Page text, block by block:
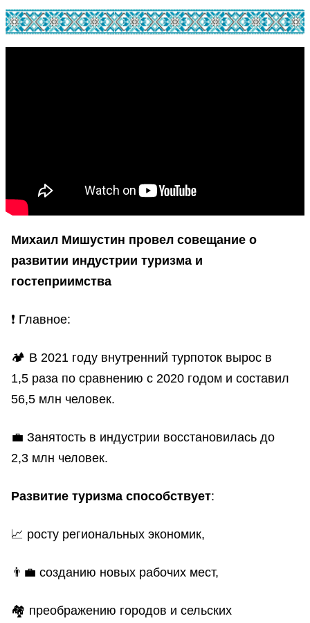
Михаил Мишустин провел совещание о
развитии индустрии туризма и
гостеприимства
❗️ Главное:
🏕 В 2021 году внутренний турпоток вырос в
1,5 раза по сравнению с 2020 годом и составил
56,5 млн человек.
💼 Занятость в индустрии восстановилась до
2,3 млн человек.
Развитие туризма способствует:
📈 росту региональных экономик,
👨‍💼 созданию новых рабочих мест,
🏘 преображению городов и сельских